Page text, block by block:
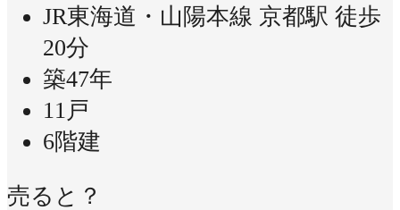
JR東海道・山陽本線 京都駅 徒歩
20分
築47年
11戸
6階建
売ると？